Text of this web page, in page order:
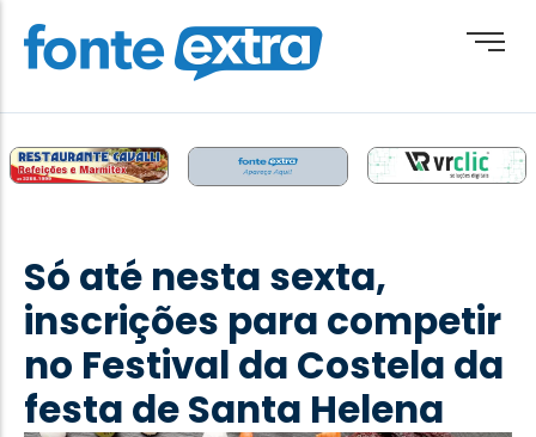
Destaque
Esporte
Geral
Obituário
Só até nesta sexta,
inscrições para competir
no Festival da Costela da
festa de Santa Helena